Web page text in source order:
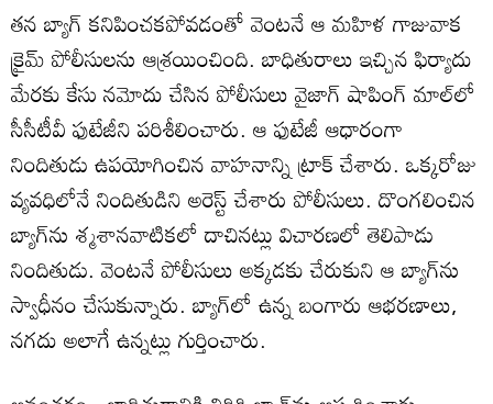
తన బ్యాగ్ కనిపించకపోవడంతో వెంటనే ఆ మహిళ గాజువాక
క్రైమ్ పోలీసులను ఆశ్రయించింది. బాధితురాలు ఇచ్చిన ఫిర్యాదు
మేరకు కేసు నమోదు చేసిన పోలీసులు వైజాగ్ షాపింగ్ మాల్‌లో
సీసీటీవీ ఫుటేజీని పరిశీలించారు. ఆ ఫుటేజీ ఆధారంగా
నిందితుడు ఉపయోగించిన వాహనాన్ని ట్రాక్ చేశారు. ఒక్కరోజు
వ్యవధిలోనే నిందితుడిని అరెస్ట్ చేశారు పోలీసులు. దొంగలించిన
బ్యాగ్‌ను శ్మశానవాటికలో దాచినట్లు విచారణలో తెలిపాడు
నిందితుడు. వెంటనే పోలీసులు అక్కడకు చేరుకుని ఆ బ్యాగ్‌ను
స్వాధీనం చేసుకున్నారు. బ్యాగ్‌లో ఉన్న బంగారు ఆభరణాలు,
నగదు అలాగే ఉన్నట్లు గుర్తించారు.